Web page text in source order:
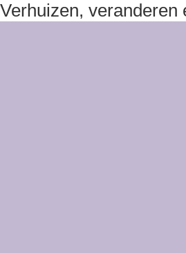
Verhuizen, veranderen